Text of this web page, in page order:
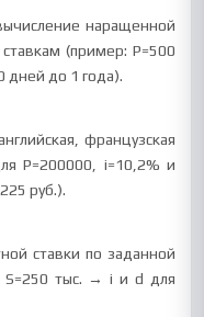
наращенной
(пример: P=500
дней до 1 года).
французская
P=200000, i=10,2% и
руб.).
ставки по заданной
S=250 тыс. → i и d для